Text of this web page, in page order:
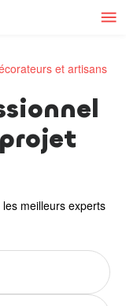
et artisans
meilleurs experts